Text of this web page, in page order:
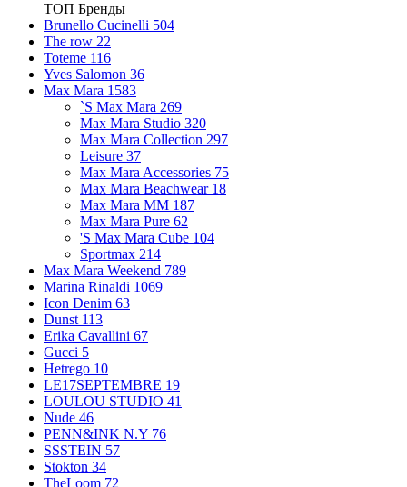
ТОП Бренды
Brunello Cucinelli 504
The row 22
Toteme 116
Yves Salomon 36
Max Mara 1583
`S Max Mara 269
Max Mara Studio 320
Max Mara Collection 297
Leisure 37
Max Mara Accessories 75
Max Mara Beachwear 18
Max Mara MM 187
Max Mara Pure 62
'S Max Mara Cube 104
Sportmax 214
Max Mara Weekend 789
Marina Rinaldi 1069
Icon Denim 63
Dunst 113
Erika Cavallini 67
Gucci 5
Hetrego 10
LE17SEPTEMBRE 19
LOULOU STUDIO 41
Nude 46
PENN&INK N.Y 76
SSSTEIN 57
Stokton 34
TheLoom 72